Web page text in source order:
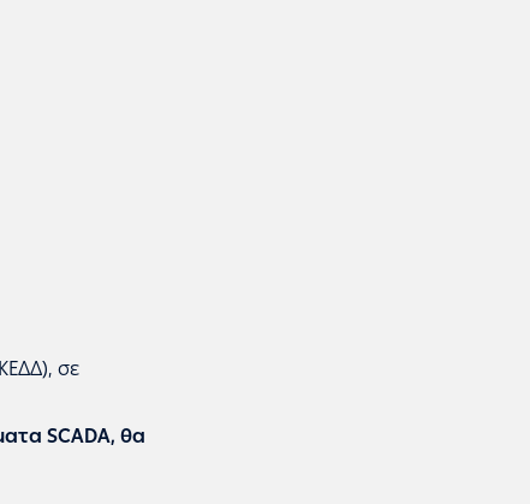
σε
SCADA, θα